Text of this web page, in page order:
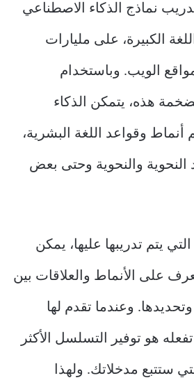
نماذج الذكاء الاصطناعي
الكبيرة، على مليارات
الويب. وباستخدام
هذه، يتمكن الذكاء
وقواعد اللغة البشرية،
النحوية والنحوية وحتى بعض
يتم تدريبها عليها، يمكن
على الأنماط والعلاقات بين
وعندما تقدم لها
هو توفير التسلسل الأكثر
ستتبع مدخلاتك. ولهذا